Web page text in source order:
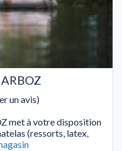
un avis)
met à votre disposition
(ressorts, latex,